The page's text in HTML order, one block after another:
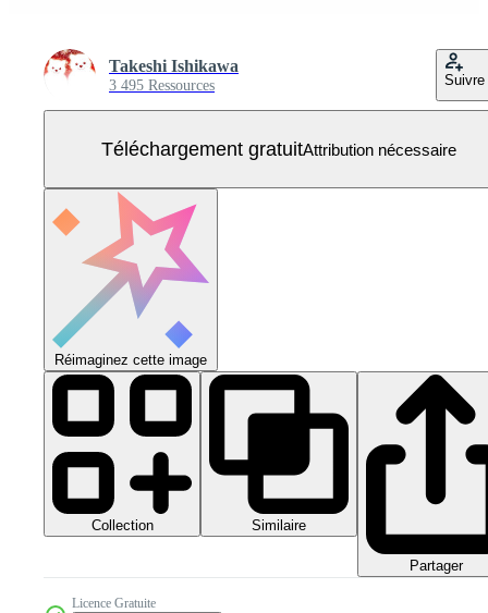
Takeshi Ishikawa
3 495 Ressources Suivre
Téléchargement gratuitAttribution nécessaire
Réimaginez cette image
Collection Similaire
Partager
Licence Gratuite